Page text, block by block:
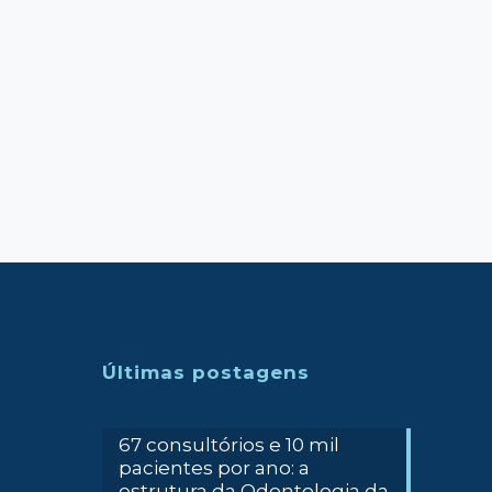
Últimas postagens
67 consultórios e 10 mil
pacientes por ano: a